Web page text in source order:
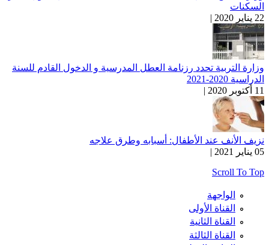
السكنات
22 يناير 2020 |
وزارة التربية تحدد رزنامة العطل المدرسية و الدخول القادم للسنة
الدراسية 2020-2021
11 أكتوبر 2020 |
نزيف الأنف عند الأطفال: أسبابه وطرق علاجه
05 يناير 2021 |
Scroll To Top
الواجهة
القناة الأولى
القناة الثانية
القناة الثالثة